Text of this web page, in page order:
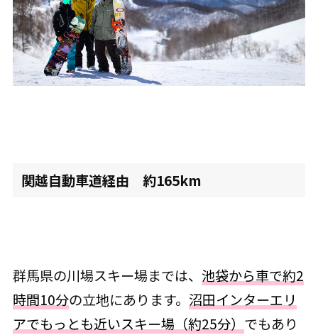
関越自動車道経由 約165km
群馬県の川場スキー場までは、 池袋から車で約2
時間10分の立地にあります。 沼田インターエリ
アでもっとも近いスキー場（約25分） でもあり